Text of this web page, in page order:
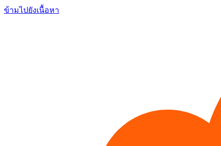
ข้ามไปยังเนื้อหา